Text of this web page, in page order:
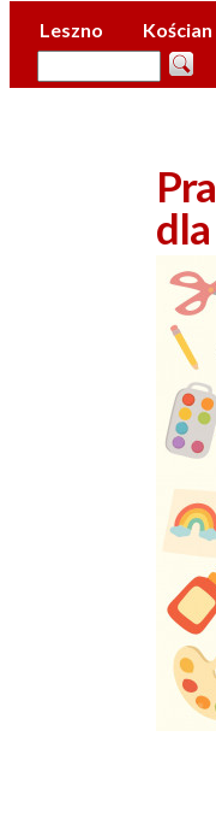
Leszno Kościan